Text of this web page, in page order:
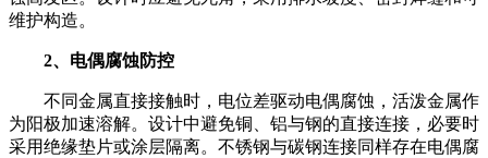
维护构造。
2、电偶腐蚀防控
不同金属直接接触时，电位差驱动电偶腐蚀，活泼金属作
为阳极加速溶解。设计中避免铜、铝与钢的直接连接，必要时
采用绝缘垫片或涂层隔离。不锈钢与碳钢连接同样存在电偶腐